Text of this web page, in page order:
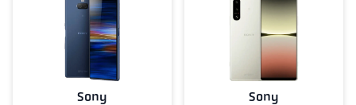
Sony Sony